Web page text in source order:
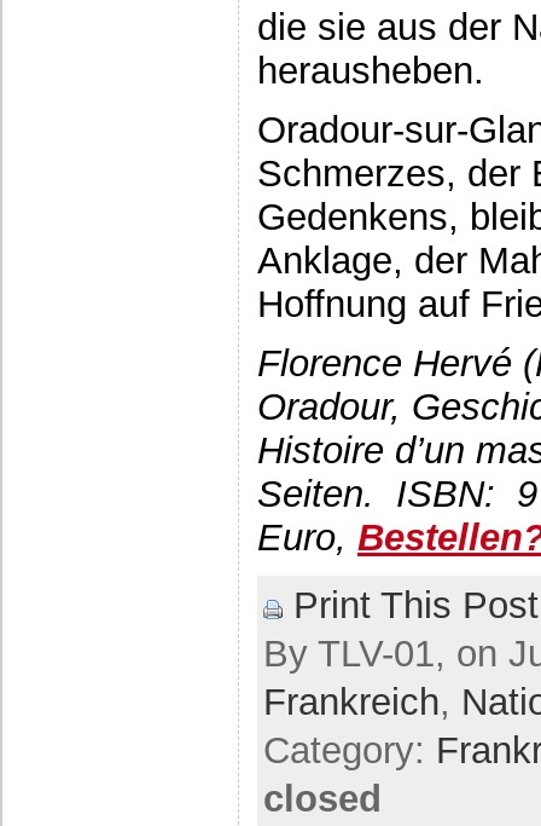
die sie aus der
herausheben.
Oradour-sur-
Schmerzes, der
Gedenkens,
Anklage, der
Hoffnung auf
Florence Hervé
Oradour,
Histoire d’un
Seiten. ISBN:
Euro,
Print This Post
By TLV-01, on
Frankreich,
Category:
closed